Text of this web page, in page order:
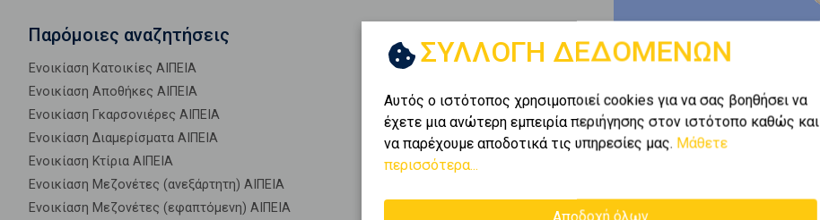
Παρόμοιες αναζητήσεις
Ενοικίαση Κατοικίες ΑΙΠΕΙΑ
Ενοικίαση Αποθήκες ΑΙΠΕΙΑ
Ενοικίαση Γκαρσονιέρες ΑΙΠΕΙΑ
Ενοικίαση Διαμερίσματα ΑΙΠΕΙΑ
Ενοικίαση Κτίρια ΑΙΠΕΙΑ
Ενοικίαση Μεζονέτες (ανεξάρτητη) ΑΙΠΕΙΑ
Ενοικίαση Μεζονέτες (εφαπτόμενη) ΑΙΠΕΙΑ
ΣΥΛΛΟΓΗ ΔΕΔΟΜΕΝΩΝ
Αυτός ο ιστότοπος χρησιμοποιεί cookies για να σας βοηθήσει να
έχετε μια ανώτερη εμπειρία περιήγησης στον ιστότοπο καθώς και
να παρέχουμε αποδοτικά τις υπηρεσίες μας. Μάθετε
περισσότερα...
Αποδοχή όλων